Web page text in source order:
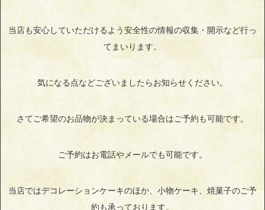
当店も安心していただけるよう安全性の情報の収集・開示など行っ
てまいります。
気になる点などございましたらお知らせください。
さてご希望のお品物が決まっている場合はご予約も可能です。
ご予約はお電話やメールでも可能です。
当店ではデコレーションケーキのほか、小物ケーキ、焼菓子のご予
約も承っております。